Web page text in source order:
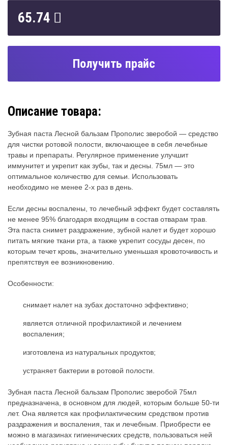
65.74
Получить прайс
Описание товара:
Зубная паста Лесной бальзам Прополис зверобой — средство
для чистки ротовой полости, включающее в себя лечебные
травы и препараты. Регулярное применение улучшит
иммунитет и укрепит как зубы, так и десны. 75мл — это
оптимальное количество для семьи. Использовать
необходимо не менее 2-х раз в день.
Если десны воспалены, то лечебный эффект будет составлять
не менее 95% благодаря входящим в состав отварам трав.
Эта паста снимет раздражение, зубной налет и будет хорошо
питать мягкие ткани рта, а также укрепит сосуды десен, по
которым течет кровь, значительно уменьшая кровоточивость и
препятствуя ее возникновению.
Особенности:
снимает налет на зубах достаточно эффективно;
является отличной профилактикой и лечением
воспаления;
изготовлена из натуральных продуктов;
устраняет бактерии в ротовой полости.
Зубная паста Лесной бальзам Прополис зверобой 75мл
предназначена, в основном для людей, которым больше 50-ти
лет. Она является как профилактическим средством против
раздражения и воспаления, так и лечебным. Приобрести ее
можно в магазинах гигиенических средств, пользоваться ней